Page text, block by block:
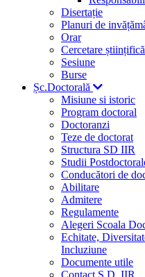
Disertație
Planuri de
Orar
Cercetare
Sesiune
Burse
Șc.Doctorală
Misiune si istoric
Program doctoral
Doctoranzi
Teze de doctorat
Structura SD IIR
Studii
Conducători de
Abilitare
Admitere
Regulamente
Alegeri Scoala
Echitate,
Incluziune
Documente utile
Contact S.D. IIR